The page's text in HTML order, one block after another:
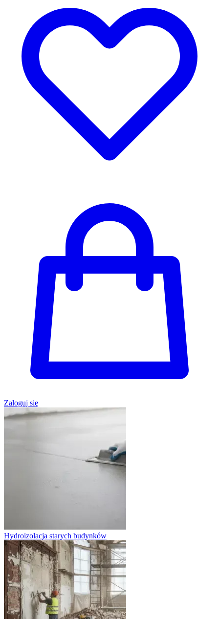
Zaloguj się
Hydroizolacja starych budynków